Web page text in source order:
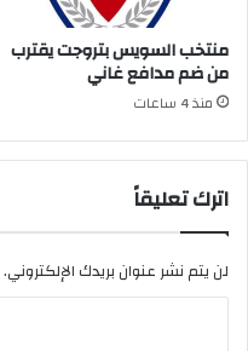
منتخب السويس بتروجت يقترب
من ضم مدافع غاني
منذ 4 ساعات
اترك تعليقاً
لن يتم نشر عنوان بريدك الإلكتروني.